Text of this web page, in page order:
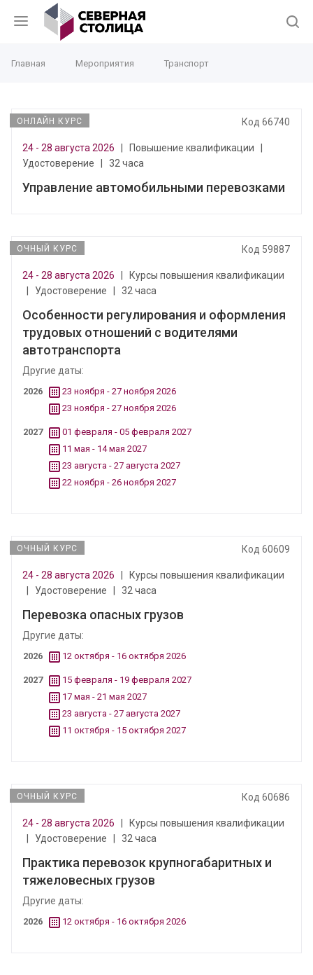
Главная Мероприятия Транспорт
ОНЛАЙН КУРС Код 66740
24 - 28 августа 2026 Повышение квалификации
Удостоверение
32 часа
Управление автомобильными перевозками
ОЧНЫЙ КУРС Код 59887
24 - 28 августа 2026
Курсы повышения квалификации
Удостоверение 32 часа
Особенности регулирования и оформления
трудовых отношений с водителями
автотранспорта
Другие даты:
2026
23 ноября - 27 ноября 2026
23 ноября - 27 ноября 2026
2027
01 февраля - 05 февраля 2027
11 мая - 14 мая 2027
23 августа - 27 августа 2027
22 ноября - 26 ноября 2027
ОЧНЫЙ КУРС Код 60609
24 - 28 августа 2026
Курсы повышения квалификации
Удостоверение 32 часа
Перевозка опасных грузов
Другие даты:
2026 12 октября - 16 октября 2026
2027
15 февраля - 19 февраля 2027
17 мая - 21 мая 2027
23 августа - 27 августа 2027
11 октября - 15 октября 2027
ОЧНЫЙ КУРС Код 60686
24 - 28 августа 2026
Курсы повышения квалификации
Удостоверение 32 часа
Практика перевозок крупногабаритных и
тяжеловесных грузов
Другие даты:
2026 12 октября - 16 октября 2026